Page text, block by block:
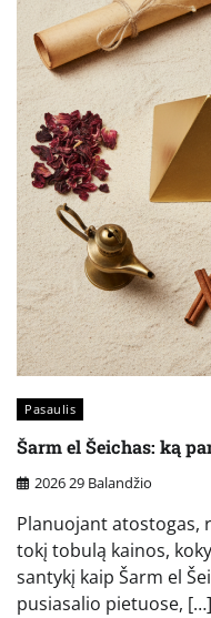
Pasaulis
Šarm el Šeichas: ką
2026 29 Balandžio
Planuojant atostogas,
tokį tobulą kainos,
santykį kaip Šarm el
pusiasalio pietuose, […]